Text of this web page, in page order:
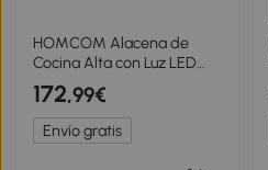
HOMCOM Alacena de
Cocina Alta con Luz LED
Sensor de Movimiento
Iluminación Regulable en 3
Colores Blanco
172,99€
Envío gratis